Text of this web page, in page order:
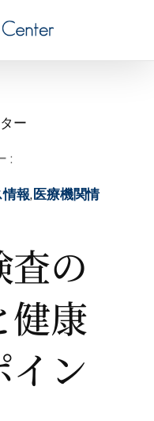
ー
:
報,医療機関情
査の
健康
イン